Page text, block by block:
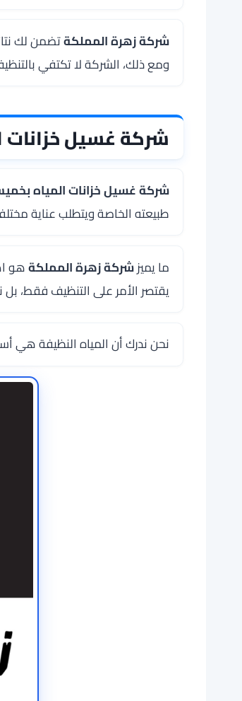
شركة زهرة المملكةتضمن لك
ومع ذلك، الشركة لا تكتفي
شركة غسيل
شركة غسيل خزانات المياه
طبيعته الخاصة ويتطلب عناية
ما يميزشركة زهرة المملكةهو
يقتصر الأمر على التنظيف فقط،
نحن ندرك أن المياه النظيفة هي